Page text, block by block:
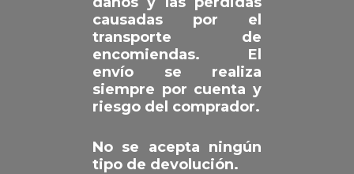
causadas por el
transporte de
encomiendas. El
envío se realiza
siempre por cuenta y
riesgo del comprador.
No se acepta ningún
tipo de devolución.